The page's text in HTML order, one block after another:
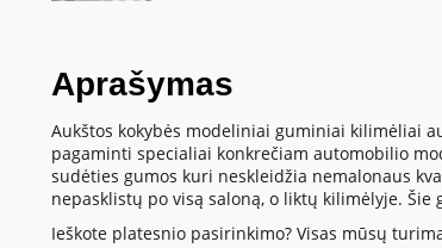
Aprašymas
Aukštos kokybės modeliniai guminiai kilimėliai
pagaminti specialiai konkrečiam automobilio
sudėties gumos kuri neskleidžia nemalonaus
nepasklistų po visą saloną, o liktų kilimėlyje.
Ieškote platesnio pasirinkimo? Visas mūsų